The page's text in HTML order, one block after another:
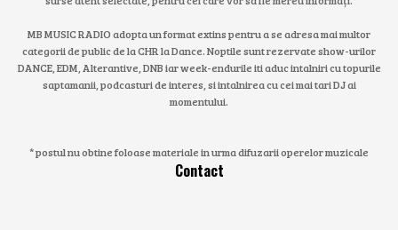
MB MUSIC RADIO adopta un format extins pentru a se adresa mai multor
categorii de public de la CHR la Dance. Noptile sunt rezervate show-urilor
DANCE, EDM, Alterantive, DNB iar week-endurile iti aduc intalniri cu topurile
saptamanii, podcasturi de interes, si intalnirea cu cei mai tari DJ ai
momentului.
* postul nu obtine foloase materiale in urma difuzarii operelor muzicale
Contact